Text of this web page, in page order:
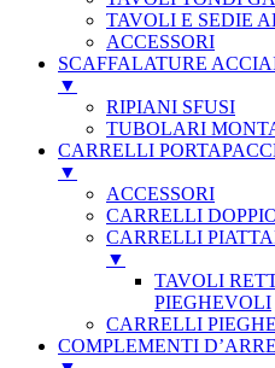
TAVOLI E SEDIE
ACCESSORI
SCAFFALATURE
▼
RIPIANI SFUSI
TUBOLARI
CARRELLI
▼
ACCESSORI
CARRELLI
CARRELLI
▼
TAVOLI
PIEGHEVOLI
CARRELLI
COMPLEMENTI